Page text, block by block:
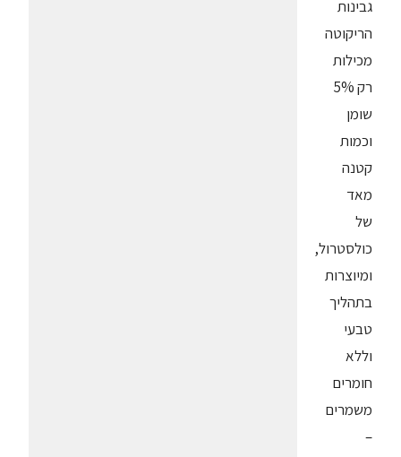
גבינות
הריקוטה
מכילות
רק 5%
שומן
וכמות
קטנה
מאד
של
כולסטרול,
ומיוצרות
בתהליך
טבעי
וללא
חומרים
משמרים
–